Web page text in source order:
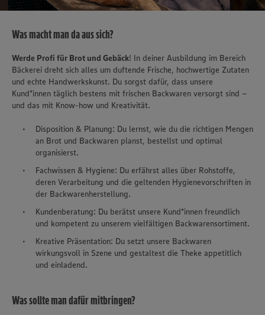
Was macht man da aus sich?
Werde Profi für Brot und Gebäck! In deiner Ausbildung im Bereich
Bäckerei dreht sich alles um duftende Frische, hochwertige Zutaten
und echte Handwerkskunst. Du sorgst dafür, dass unsere
Kund*innen täglich bestens mit frischen Backwaren versorgt sind –
und das mit Know-how und Kreativität.
Disposition & Planung: Du lernst, wie du die richtigen Mengen
an Brot und Backwaren planst, bestellst und optimal
organisierst.
Fachwissen & Hygiene: Du erfährst alles über Rohstoffe,
deren Verarbeitung und die geltenden Hygienevorschriften in
der Backwarenherstellung.
Kundenberatung: Du berätst unsere Kund*innen freundlich
und kompetent zu unserem vielfältigen Backwarensortiment.
Kreative Präsentation: Du setzt unsere Backwaren
wirkungsvoll in Szene und gestaltest die Theke appetitlich
und einladend.
Was sollte man dafür mitbringen?